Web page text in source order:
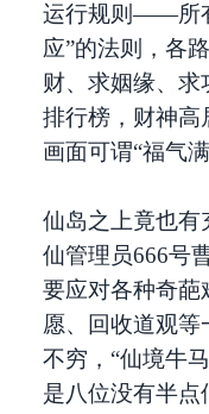
运行规则——所
应”的法则，各
财、求姻缘、
排行榜，财神高
画面可谓“福气满
仙岛之上竟也有
仙管理员666号
要应对各种奇葩
愿、回收道观等
不穷，“仙境牛
是八位没有半点